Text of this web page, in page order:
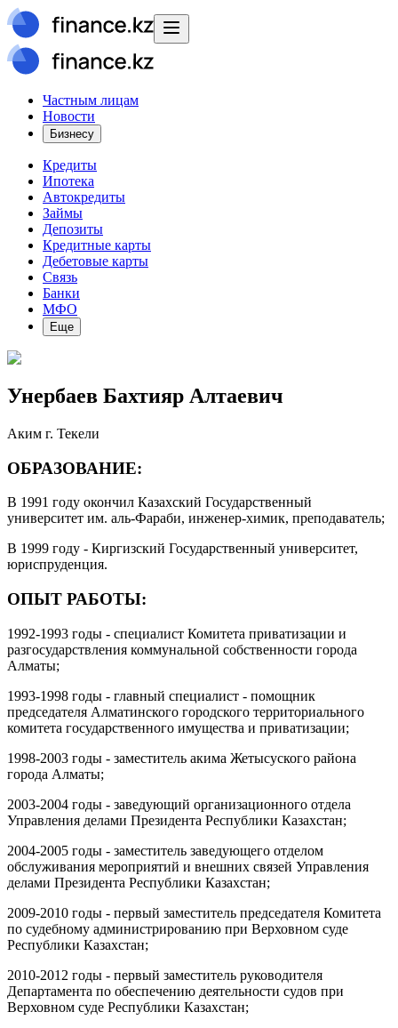
Частным лицам
Новости
Бизнесу
Кредиты
Ипотека
Автокредиты
Займы
Депозиты
Кредитные карты
Дебетовые карты
Связь
Банки
МФО
Еще
Унербаев Бахтияр Алтаевич
Аким г. Текели
ОБРАЗОВАНИЕ:
В 1991 году окончил Казахский Государственный
университет им. аль-Фараби, инженер-химик, преподаватель;
В 1999 году - Киргизский Государственный университет,
юриспруденция.
ОПЫТ РАБОТЫ:
1992-1993 годы - специалист Комитета приватизации и
разгосударствления коммунальной собственности города
Алматы;
1993-1998 годы - главный специалист - помощник
председателя Алматинского городского территориального
комитета государственного имущества и приватизации;
1998-2003 годы - заместитель акима Жетысуского района
города Алматы;
2003-2004 годы - заведующий организационного отдела
Управления делами Президента Республики Казахстан;
2004-2005 годы - заместитель заведующего отделом
обслуживания мероприятий и внешних связей Управления
делами Президента Республики Казахстан;
2009-2010 годы - первый заместитель председателя Комитета
по судебному администрированию при Верховном суде
Республики Казахстан;
2010-2012 годы - первый заместитель руководителя
Департамента по обеспечению деятельности судов при
Верховном суде Республики Казахстан;